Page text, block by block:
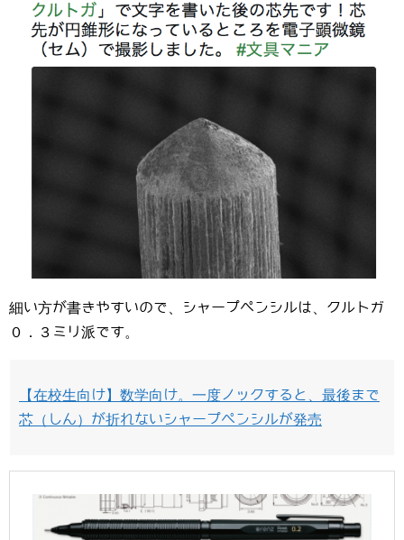
細い方が書きやすいので、シャープペンシルは、クルトガ
０．３ミリ派です。
【在校生向け】数学向け。一度ノックすると、最後まで
芯（しん）が折れないシャープペンシルが発売